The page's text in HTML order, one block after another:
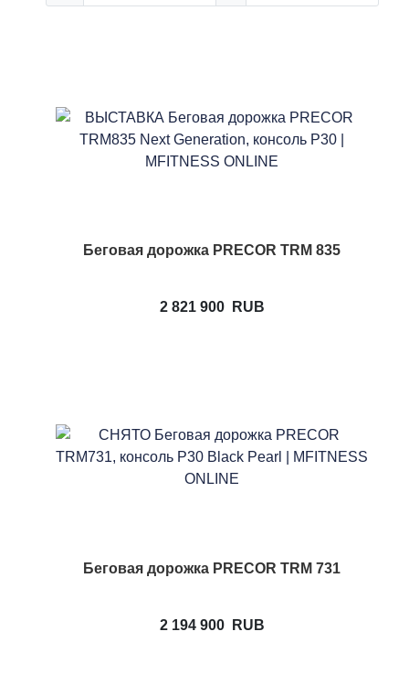
Беговая дорожка PRECOR TRM 835
2 821 900 RUB
Беговая дорожка PRECOR TRM 731
2 194 900 RUB